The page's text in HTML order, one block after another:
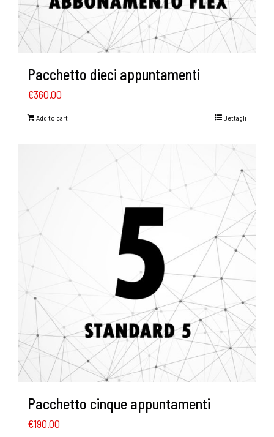
Pacchetto dieci appuntamenti
€360.00
Add to cart Dettagli
Pacchetto cinque appuntamenti
€190.00